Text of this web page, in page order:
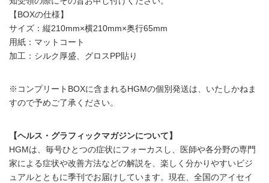
【BOXの仕様】
サイズ：縦210mm×横210mm×奥行65mm
用紙：マットコート
加工：シルク厚盛、グロスPP貼り
※コンプリートBOXに含まれるHGMの個別発送は、いたしかねま
すので予めご了承ください。
【ヘルス・グラフィックマガジンについて】
HGMは、毎号ひとつの症状にフォーカスし、医師や各分野の専門
家による症状や改善方法などの解説を、楽しく分かりやすいビジ
ュアルとともに季刊でお届けしています。現在、全国のアイセイ